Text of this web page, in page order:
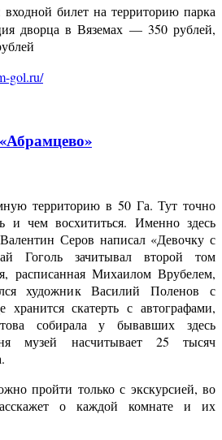
входной билет на территорию парка
дворца в Вяземах — 350 рублей,
gol.ru/
территорию в 50 Га. Тут точно
и чем восхититься. Именно здесь
Серов написал «Девочку с
Гоголь зачитывал второй том
расписанная Михаилом Врубелем,
художник Василий Поленов с
хранится скатерть с автографами,
собирала у бывавших здесь
музей насчитывает 25 тысяч
пройти только с экскурсией, во
о каждой комнате и их